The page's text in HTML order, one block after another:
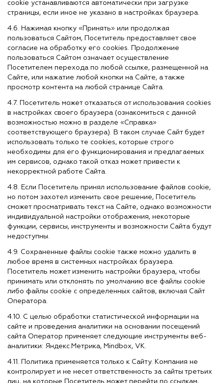
cookie устанавливаются автоматически при загрузке
страницы, если иное не указано в настройках браузера.
4.6. Нажимая кнопку «Принять» или продолжая
пользоваться Сайтом, Посетитель предоставляет свое
согласие на обработку его cookies. Продолжение
пользоваться Сайтом означает осуществление
Посетителем перехода по любой ссылке, размещенной на
Сайте, или нажатие любой кнопки на Сайте, а также
просмотр контента на любой странице Сайта.
4.7. Посетитель может отказаться от использования cookies
в настройках своего браузера (ознакомиться с данной
возможностью можно в разделе «Справка»
соответствующего браузера). В таком случае Сайт будет
использовать только те cookies, которые строго
необходимы для его функционирования и предлагаемых
им сервисов, однако такой отказ может привести к
некорректной работе Сайта.
4.8. Если Посетитель принял использование файлов cookie,
но потом захотел изменить свое решение, Посетитель
сможет просматривать текст на Сайте, однако возможности
индивидуальной настройки отображения, некоторые
функции, сервисы, инструменты и возможности Сайта будут
недоступны.
4.9. Сохраненные файлы cookie также можно удалить в
любое время в системных настройках браузера.
Посетитель может изменить настройки браузера, чтобы
принимать или отклонять по умолчанию все файлы cookie
либо файлы cookie с определенных сайтов, включая Сайт
Оператора.
4.10. С целью обработки статистической информации на
сайте и проведения аналитики на основании посещений
сайта Оператор применяет следующие инструменты веб-
аналитики: Яндекс.Метрика, Mindbox, VK.
4.11. Политика применяется только к Сайту. Компания не
контролирует и не несет ответственность за сайты третьих
лиц, на которые Посетитель может перейти по ссылкам,